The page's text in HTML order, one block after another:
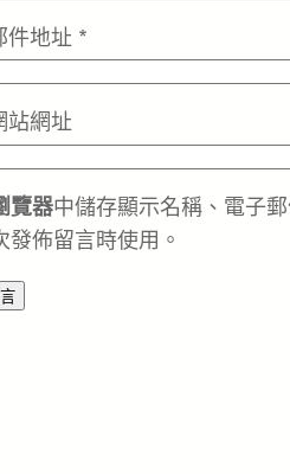
件地址 *
站網址
覽器中儲存顯示名稱、電子
發佈留言時使用。